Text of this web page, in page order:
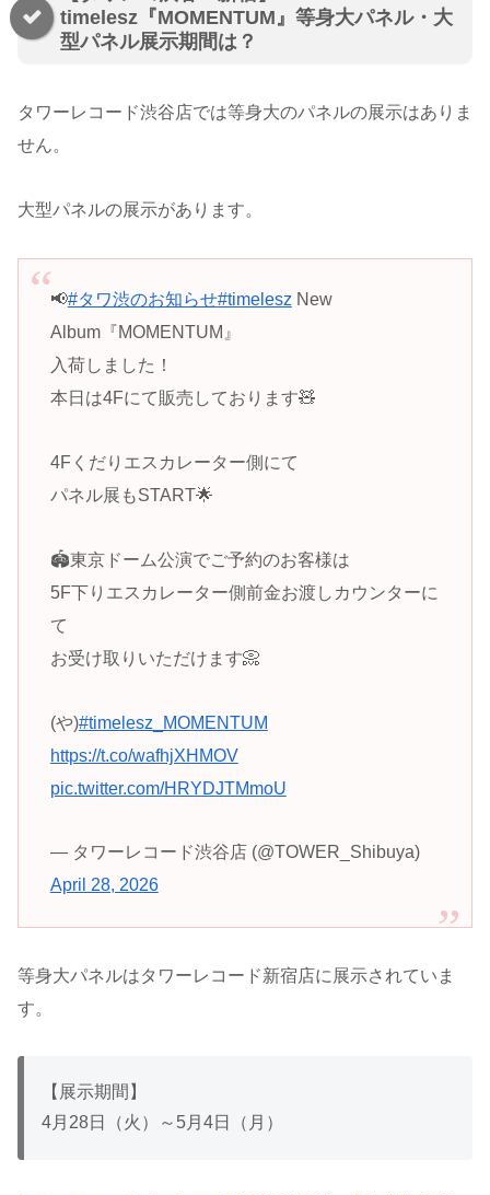
timelesz『MOMENTUM』等身大パネル・大
型パネル展示期間は？
タワーレコード渋谷店では等身大のパネルの展示はありま
せん。
大型パネルの展示があります。
📢#タワ渋のお知らせ#timelesz New
Album『MOMENTUM』
入荷しました！
本日は4Fにて販売しております🧸
4Fくだりエスカレーター側にて
パネル展もSTART🌟
🏟️東京ドーム公演でご予約のお客様は
5F下りエスカレーター側前金お渡しカウンターに
て
お受け取りいただけます📀
(や)#timelesz_MOMENTUM
https://t.co/wafhjXHMOV
pic.twitter.com/HRYDJTMmoU
— タワーレコード渋谷店 (@TOWER_Shibuya)
April 28, 2026
等身大パネルはタワーレコード新宿店に展示されていま
す。
【展示期間】
4月28日（火）～5月4日（月）